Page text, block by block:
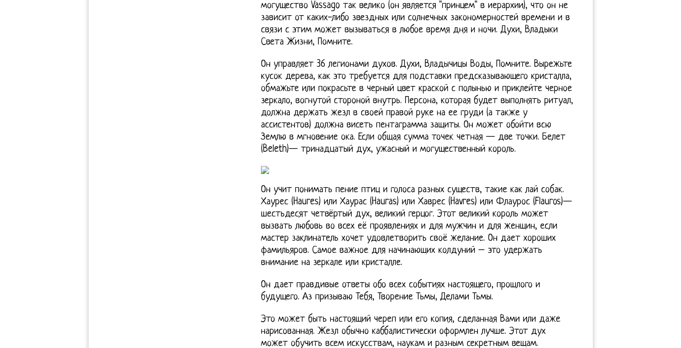
могущество Vassago так велико (он является "принцем" в иерархии), что он не
зависит от каких-либо звездных или солнечных закономерностей времени и в
связи с этим может вызываться в любое время дня и ночи. Духи, Владыки
Света Жизни, Помните.
Он управляет 36 легионами духов. Духи, Владычицы Воды, Помните. Вырежьте
кусок дерева, как это требуется для подставки предсказывающего кристалла,
обмажьте или покрасьте в черный цвет краской с полынью и приклейте черное
зеркало, вогнутой стороной внутрь. Персона, которая будет выполнять ритуал,
должна держать жезл в своей правой руке на ее груди (а также у
ассистентов) должна висеть пентаграмма защиты. Он может обойти всю
Землю в мгновение ока. Если общая сумма точек четная — две точки. Белет
(Beleth)— тринадцатый дух, ужасный и могущественный король.
Он учит понимать пение птиц и голоса разных существ, такие как лай собак.
Хаурес (Haures) или Хаурас (Hauras) или Хаврес (Havres) или Флаурос (Flauros)—
шестьдесят четвёртый дух, великий герцог. Этот великий король может
вызвать любовь во всех её проявлениях и для мужчин и для женщин, если
мастер заклинатель хочет удовлетворить своё желание. Он дает хороших
фамильяров. Самое важное для начинающих колдуний – это удержать
внимание на зеркале или кристалле.
Он дает правдивые ответы обо всех событиях настоящего, прошлого и
будущего. Аз призываю Тебя, Творение Тьмы, Делами Тьмы.
Это может быть настоящий череп или его копия, сделанная Вами или даже
нарисованная. Жезл обычно каббалистически оформлен лучше. Этот дух
может обучить всем искусствам, наукам и разным секретным вещам.